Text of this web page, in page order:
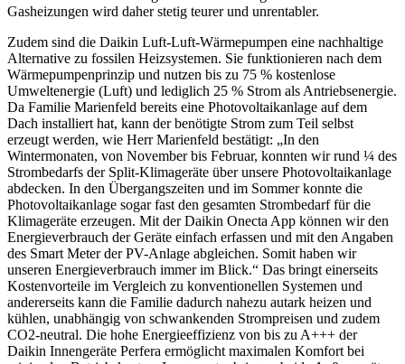
Gasheizungen wird daher stetig teurer und unrentabler.
Zudem sind die Daikin Luft-Luft-Wärmepumpen eine nachhaltige
Alternative zu fossilen Heizsystemen. Sie funktionieren nach dem
Wärmepumpenprinzip und nutzen bis zu 75 % kostenlose
Umweltenergie (Luft) und lediglich 25 % Strom als Antriebsenergie.
Da Familie Marienfeld bereits eine Photovoltaikanlage auf dem
Dach installiert hat, kann der benötigte Strom zum Teil selbst
erzeugt werden, wie Herr Marienfeld bestätigt: „In den
Wintermonaten, von November bis Februar, konnten wir rund ¼ des
Strombedarfs der Split-Klimageräte über unsere Photovoltaikanlage
abdecken. In den Übergangszeiten und im Sommer konnte die
Photovoltaikanlage sogar fast den gesamten Strombedarf für die
Klimageräte erzeugen. Mit der Daikin Onecta App können wir den
Energieverbrauch der Geräte einfach erfassen und mit den Angaben
des Smart Meter der PV-Anlage abgleichen. Somit haben wir
unseren Energieverbrauch immer im Blick.“ Das bringt einerseits
Kostenvorteile im Vergleich zu konventionellen Systemen und
andererseits kann die Familie dadurch nahezu autark heizen und
kühlen, unabhängig von schwankenden Strompreisen und zudem
CO2-neutral. Die hohe Energieeffizienz von bis zu A+++ der
Daikin Innengeräte Perfera ermöglicht maximalen Komfort bei